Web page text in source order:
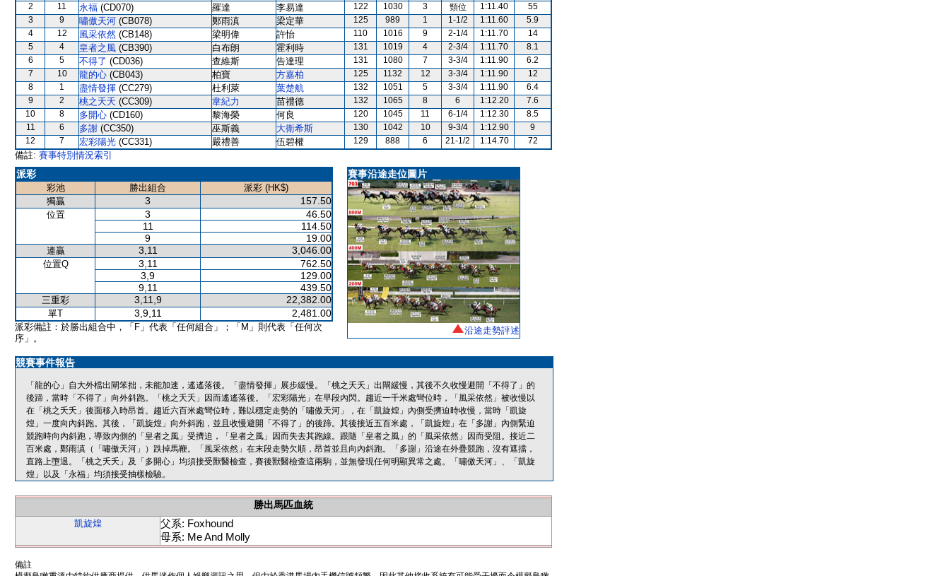
2
11 永福 (CD070) 羅達 李易達 122 1030 3 頸位 1:11.40
55
3
9 嘯傲天河 (CB078) 鄭雨滇 梁定華 125 989 1 1-1/2 1:11.60
5.9
4
12 風采依然 (CB148) 梁明偉 許怡 110 1016 9 2-1/4 1:11.70
14
5
4 皇者之風 (CB390) 白布朗 霍利時 131 1019 4 2-3/4 1:11.70
8.1
6
5 不得了 (CD036) 查維斯 告達理 131 1080 7 3-3/4 1:11.90
6.2
7
10 龍的心 (CB043) 柏寶 方嘉柏 125 1132 12 3-3/4 1:11.90
12
8
1 盡情發揮 (CC279) 杜利萊 葉楚航 132 1051 5 3-3/4 1:11.90
6.4
9
2 桃之夭夭 (CC309) 韋紀力 苗禮德 132 1065 8 6 1:12.20
7.6
10
8 多開心 (CD160) 黎海榮 何良 120 1045 11 6-1/4 1:12.30
8.5
11
6 多謝 (CC350) 巫斯義 大衛希斯 130 1042 10 9-3/4 1:12.90
9
12
7 宏彩陽光 (CC331) 嚴禮善 伍碧權 129 888 6 21-1/2 1:14.70 72
備註: 賽事特別情況索引
派彩
彩池 勝出組合
派彩 (HK$)
獨贏
3 157.50
位置 3
46.50
11
114.50
9
19.00
連贏 3,11 3,046.00
位置Q 3,11
762.50
3,9
129.00
9,11
439.50
三重彩 3,11,9 22,382.00
單T 3,9,11 2,481.00
派彩備註：於勝出組合中，「F」代表「任何組合」；「M」則代表「任何次
序」。
賽事沿途走位圖片
沿途走勢評述
競賽事件報告
「龍的心」自大外檔出閘笨拙，未能加速，遙遙落後。「盡情發揮」展步緩慢。「桃之夭夭」出閘緩慢，其後不久收慢避開「不得了」的
後蹄，當時「不得了」向外斜跑。「桃之夭夭」因而遙遙落後。「宏彩陽光」在早段內閃。趨近一千米處彎位時，「風采依然」被收慢以
在「桃之夭夭」後面移入時昂首。趨近六百米處彎位時，難以穩定走勢的「嘯傲天河」，在「凱旋煌」內側受擠迫時收慢，當時「凱旋
煌」一度向內斜跑。其後，「凱旋煌」向外斜跑，並且收慢避開「不得了」的後蹄。其後接近五百米處，「凱旋煌」在「多謝」內側緊迫
競跑時向內斜跑，導致內側的「皇者之風」受擠迫，「皇者之風」因而失去其跑線。跟隨「皇者之風」的「風采依然」因而受阻。接近二
百米處，鄭雨滇（「嘯傲天河」）跌掉馬鞭。「風采依然」在末段走勢欠順，昂首並且向內斜跑。「多謝」沿途在外疊競跑，沒有遮擋，
直路上墮退。「桃之夭夭」及「多開心」均須接受獸醫檢查，賽後獸醫檢查這兩駒，並無發現任何明顯異常之處。「嘯傲天河」、「凱旋
煌」以及「永福」均須接受抽樣檢驗。
勝出馬匹血統
凱旋煌
父系: Foxhound
母系: Me And Molly
備註